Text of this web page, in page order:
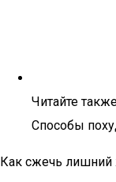
Читайте
Способы
Как сжечь лишний